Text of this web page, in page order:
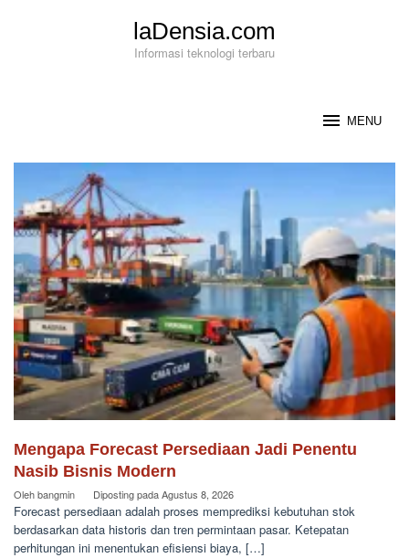
laDensia.com
Informasi teknologi terbaru
MENU
laDensia.com
Mengapa Forecast Persediaan Jadi Penentu
Nasib Bisnis Modern
Olehbangmin Diposting padaAgustus 8, 2026
Forecast persediaan adalah proses memprediksi kebutuhan stok
berdasarkan data historis dan tren permintaan pasar. Ketepatan
perhitungan ini menentukan efisiensi biaya, […]